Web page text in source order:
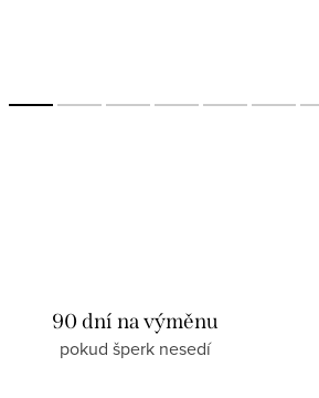
90 dní na výměnu
pokud šperk nesedí